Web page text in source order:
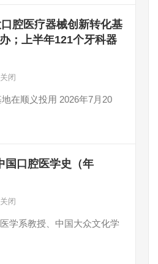
腔医疗器械创新转化基
；上半年121个牙科器
闭
在顺义投用 2026年7月20
国口腔医学史（年
闭
学系教授、中国大众文化学